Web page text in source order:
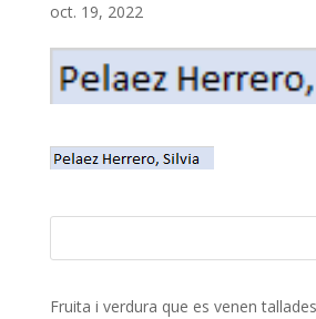
oct. 19, 2022
Fruita i verdura que es venen